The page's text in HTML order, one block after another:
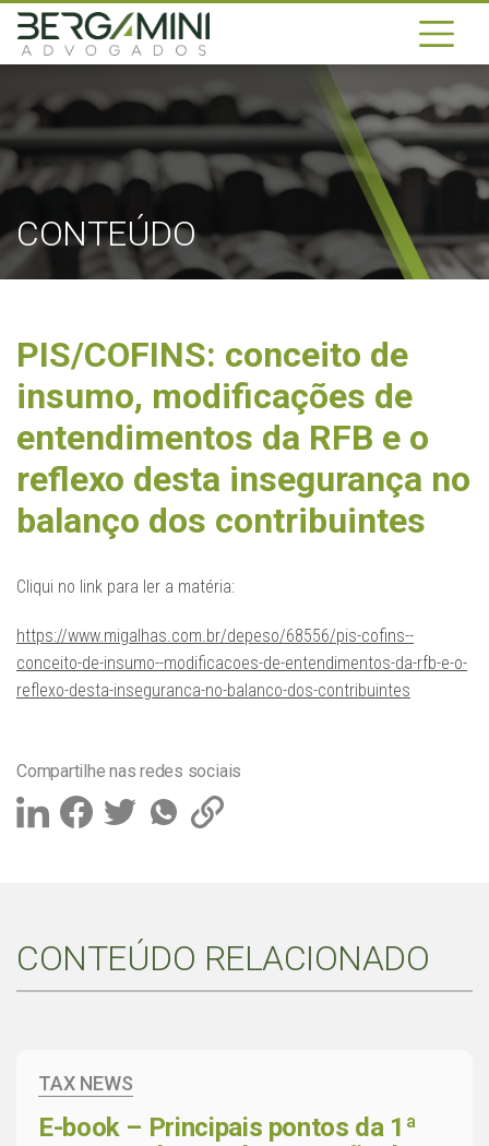
CONTEÚDO
PIS/COFINS: conceito de
insumo, modificações de
entendimentos da RFB e o
reflexo desta insegurança no
balanço dos contribuintes
Cliqui no link para ler a matéria:
https://www.migalhas.com.br/depeso/68556/pis-cofins--
conceito-de-insumo--modificacoes-de-entendimentos-da-rfb-e-o-
reflexo-desta-inseguranca-no-balanco-dos-contribuintes
Compartilhe nas redes sociais
CONTEÚDO RELACIONADO
TAX NEWS
E-book – Principais pontos da 1ª